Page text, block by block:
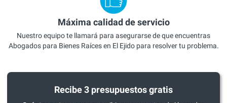
Máxima calidad de servicio
Nuestro equipo te llamará para asegurarse de que encuentras
Abogados para Bienes Raíces en El Ejido para resolver tu problema.
Recibe 3 presupuestos gratis